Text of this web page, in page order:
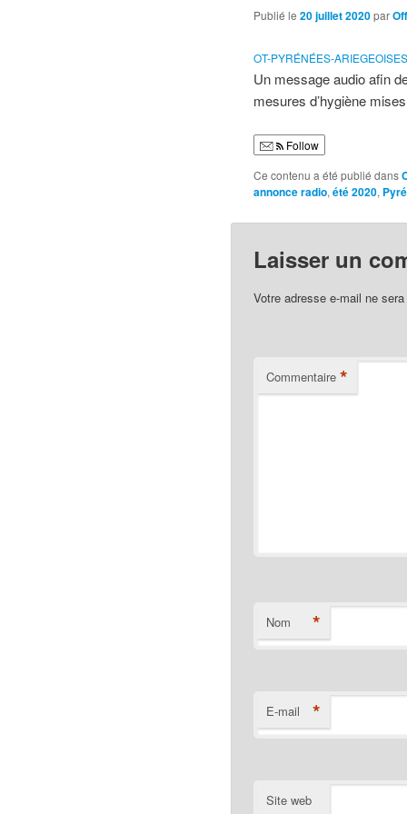
Publié le20 juillet 2020par
OT-PYRÉNÉES-
Un message audio afin
mesures d’hygiène
Follow
Ce contenu a été publié dans
annonce radio,été 2020,
Laisser un
Votre adresse e-mail ne
Commentaire *
Nom *
E-mail *
Site web